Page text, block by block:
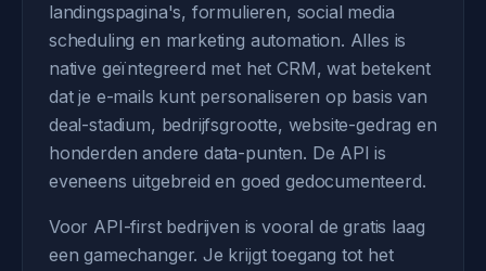
landingspagina's, formulieren, social media
scheduling en marketing automation. Alles is
native geïntegreerd met het CRM, wat betekent
dat je e-mails kunt personaliseren op basis van
deal-stadium, bedrijfsgrootte, website-gedrag en
honderden andere data-punten. De API is
eveneens uitgebreid en goed gedocumenteerd.
Voor API-first bedrijven is vooral de gratis laag
een gamechanger. Je krijgt toegang tot het